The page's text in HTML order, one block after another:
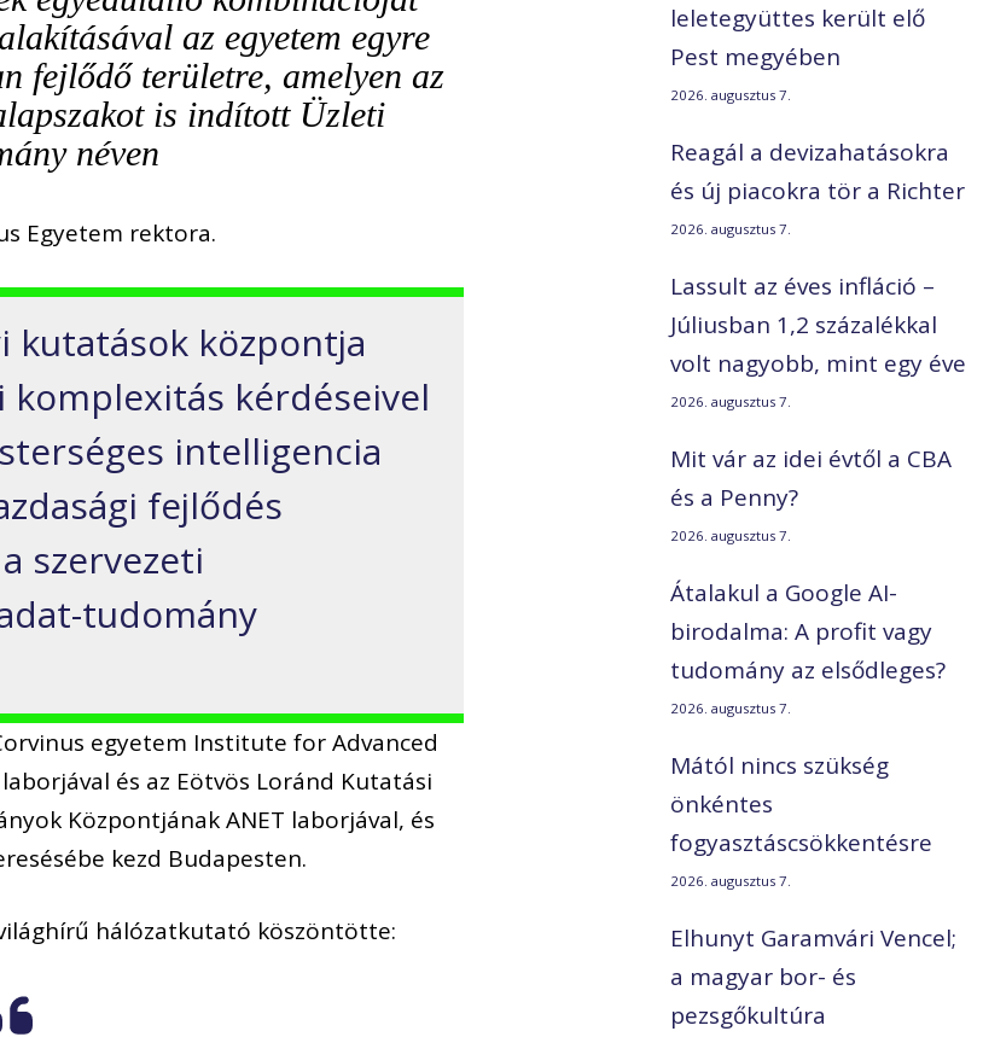
az egyetem egyre
fejlődő területre, amelyen az
is indított Üzleti
néven
Egyetem rektora.
kutatások központja
komplexitás kérdéseivel
intelligencia
fejlődés
szervezeti
tudomány
egyetem Institute for Advanced
és az Eötvös Loránd Kutatási
Központjának ANET laborjával, és
kezd Budapesten.
hálózatkutató köszöntötte:
leletegyüttes került elő
Pest megyében
2026. augusztus 7.
Reagál a devizahatásokra
és új piacokra tör a Richter
2026. augusztus 7.
Lassult az éves infláció –
Júliusban 1,2 százalékkal
volt nagyobb, mint egy éve
2026. augusztus 7.
Mit vár az idei évtől a CBA
és a Penny?
2026. augusztus 7.
Átalakul a Google AI-
birodalma: A profit vagy
tudomány az elsődleges?
2026. augusztus 7.
Mától nincs szükség
önkéntes
fogyasztáscsökkentésre
2026. augusztus 7.
Elhunyt Garamvári Vencel;
a magyar bor- és
pezsgőkultúra